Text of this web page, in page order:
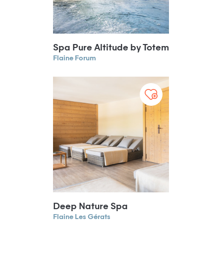
Spa Pure Altitude by Totem
Flaine Forum
Deep Nature Spa
Flaine Les Gérats